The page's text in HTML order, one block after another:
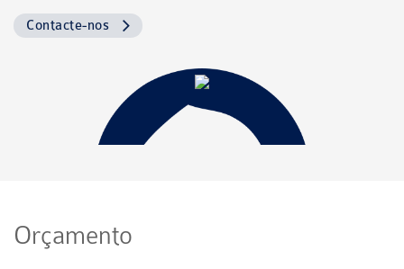
Contacte-nos
Orçamento